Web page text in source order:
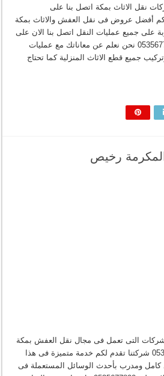
نقل الاثاث بمكة اتصل بنا على
تقدم لكم أفضل عروض فى نقل العفش والاثاث بمكة
على جميع عمليات النقل اتصل بنا الان على
الارقام الخاصة بنا وهى 0535677800 نحن نعلم عن معاناتك مع عمليات
جميع قطع الاثاث المنزلية كما تحتاج
رخيص
التى تعمل فى مجال نقل العفش بمكة
اتصل بنا الان على 0535677800 شركتنا تقدم لكم خدمة متميزة فى هذا
ومدرب بأحدث الوسائل المستعملة فى